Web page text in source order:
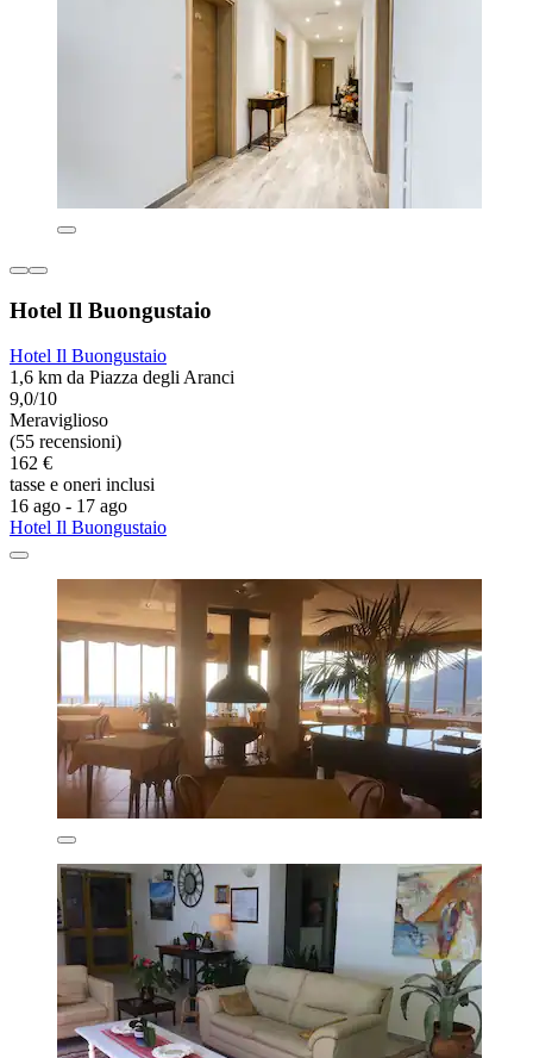
Hotel Il Buongustaio
Hotel Il Buongustaio
1,6 km da Piazza degli Aranci
9,0/10
Meraviglioso
(55 recensioni)
162 €
tasse e oneri inclusi
16 ago - 17 ago
Hotel Il Buongustaio